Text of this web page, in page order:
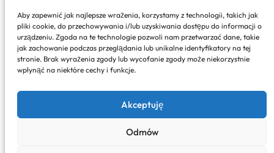
Aby zapewnić jak najlepsze wrażenia, korzystamy z technologii, takich jak
pliki cookie, do przechowywania i/lub uzyskiwania dostępu do informacji o
urządzeniu. Zgoda na te technologie pozwoli nam przetwarzać dane, takie
jak zachowanie podczas przeglądania lub unikalne identyfikatory na tej
stronie. Brak wyrażenia zgody lub wycofanie zgody może niekorzystnie
wpłynąć na niektóre cechy i funkcje.
Akceptuję
Odmów
Szybki kontakt
e-mail: info(at)ivratec.pl
LinkedIn YouTube TikTok InstagramX Facebook